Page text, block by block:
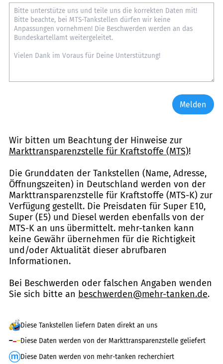
Melden
Wir bitten um Beachtung der Hinweise zur
Markttransparenzstelle für Kraftstoffe (MTS)!
Die Grunddaten der Tankstellen (Name, Adresse,
Öffnungszeiten) in Deutschland werden von der
Markttransparenzstelle für Kraftstoffe (MTS-K) zur
Verfügung gestellt. Die Preisdaten für Super E10,
Super (E5) und Diesel werden ebenfalls von der
MTS-K an uns übermittelt. mehr-tanken kann
keine Gewähr übernehmen für die Richtigkeit
und/oder Aktualität dieser abrufbaren
Informationen.
Bei Beschwerden oder falschen Angaben wenden
Sie sich bitte an beschwerden@mehr-tanken.de.
Diese Tankstellen liefern Daten direkt an uns
Diese Daten werden von der Markttransparenzstelle geliefert
Diese Daten werden von mehr-tanken recherchiert